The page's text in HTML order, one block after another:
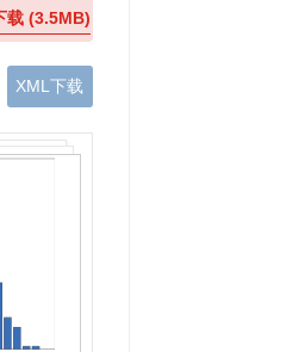
载(3.5MB)
XML下载